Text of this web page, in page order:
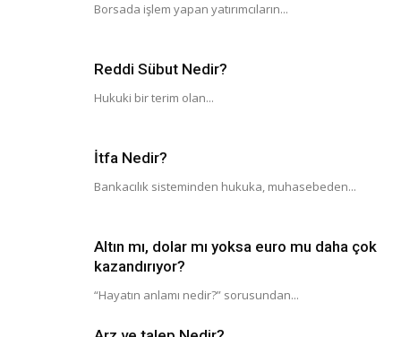
Borsada işlem yapan yatırımcıların...
Reddi Sübut Nedir?
Hukuki bir terim olan...
İtfa Nedir?
Bankacılık sisteminden hukuka, muhasebeden...
Altın mı, dolar mı yoksa euro mu daha çok
kazandırıyor?
“Hayatın anlamı nedir?” sorusundan...